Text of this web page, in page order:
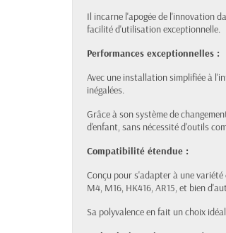
Il incarne l'apogée de l'innovation
facilité d'utilisation exceptionnelle.
Performances exceptionnelles :
Avec une installation simplifiée à
inégalées.
Grâce à son système de
d'enfant, sans nécessité d'outils
Compatibilité étendue :
Conçu pour s'adapter à une
M4, M16, HK416, AR15, et bien
Sa polyvalence en fait un choix